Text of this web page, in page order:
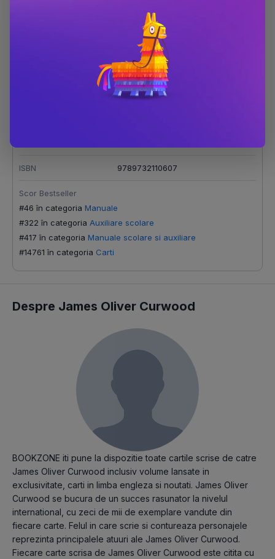
ISBN 9789732110607
Scor Bestseller
#46 în categoria Manuale
#322 în categoria Auxiliare scolare
#417 în categoria Manuale scolare si auxiliare
#14761 în categoria Carti
Despre James Oliver Curwood
BOOKZONE iti pune la dispozitie toate cartile scrise de catre
James Oliver Curwood inclusiv volume lansate in
exclusivitate, carti in limba engleza si noutati. James Oliver
Curwood se bucura de un succes rasunator la nivelul
international, cu zeci de mii de exemplare vandute din
fiecare carte. Felul in care scrie si contureaza personajele
reprezinta principalele atuuri ale James Oliver Curwood.
Fiecare carte scrisa de James Oliver Curwood este citita cu